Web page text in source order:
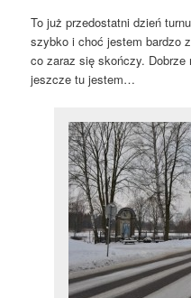
To już przedostatni dzień
szybko i choć jestem bardzo
co zaraz się skończy.
jeszcze tu jestem…